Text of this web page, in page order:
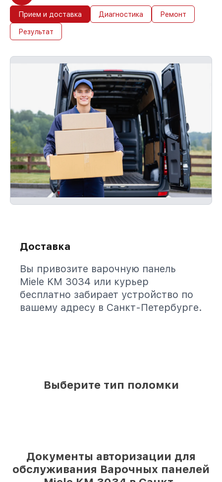
Прием и доставка Диагностика Ремонт
Результат
Доставка
Вы привозите варочную панель
Miele KM 3034 или курьер
бесплатно забирает устройство по
вашему адресу в Санкт-Петербурге.
Выберите тип поломки
Документы авторизации для
обслуживания Варочных панелей